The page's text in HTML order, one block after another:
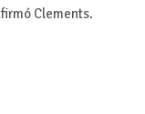
Clements.